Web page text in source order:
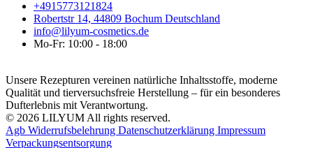
+4915773121824
Robertstr 14, 44809 Bochum Deutschland
info@lilyum-cosmetics.de
Mo-Fr: 10:00 - 18:00
Unsere Rezepturen vereinen natürliche Inhaltsstoffe, moderne
Qualität und tierversuchsfreie Herstellung – für ein besonderes
Dufterlebnis mit Verantwortung.
© 2026 LILYUM All rights reserved.
Agb Widerrufsbelehrung Datenschutzerklärung Impressum
Verpackungsentsorgung